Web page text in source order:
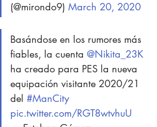
(@mirondo9) March 20, 2020
Basándose en los rumores más
fiables, la cuenta @Nikita_23K
ha creado para PES la nueva
equipación visitante 2020/21
del #ManCity
pic.twitter.com/RGT8wtvhuU